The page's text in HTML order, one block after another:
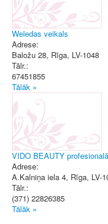
Weledas veikals
Adrese:
Baložu 28, Rīga, LV-1048
Tālr.:
67451855
Tālāk »
VIDO BEAUTY
Adrese:
A.Kalniņa iela 4, Rīga, LV-
Tālr.:
(371) 22826385
Tālāk »